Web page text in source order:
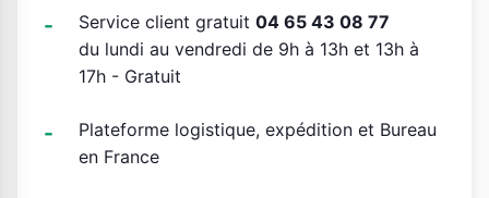
Service client gratuit 04 65 43 08 77
du lundi au vendredi de 9h à 13h et 13h à
17h - Gratuit
Plateforme logistique, expédition et Bureau
en France